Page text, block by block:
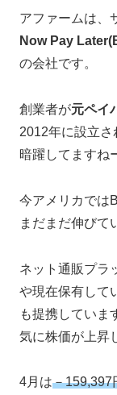
アファームは、
Now Pay
の会社です。
創業者が元ペイ
2012年に設立さ
暗躍してますね
今アメリカでは
まだまだ伸びて
ネット通販プラ
や現在保有して
も提携していま
気に株価が上昇
4月は－159,397